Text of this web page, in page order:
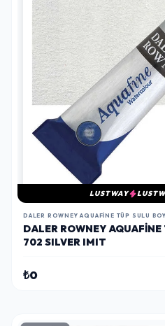
LUSTWAY
DALER ROWNEY AQUAFINE TÜP SULU
DALER ROWNEY
702 SILVER IMIT
₺0